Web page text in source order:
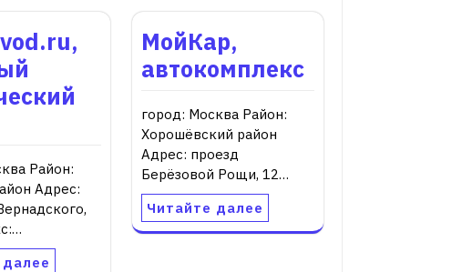
Район:
Адрес:
МойКар,
автокомплекс
город: Москва Район:
Хорошёвский район
Адрес: проезд
Берёзовой Рощи, 12…
Читайте далее